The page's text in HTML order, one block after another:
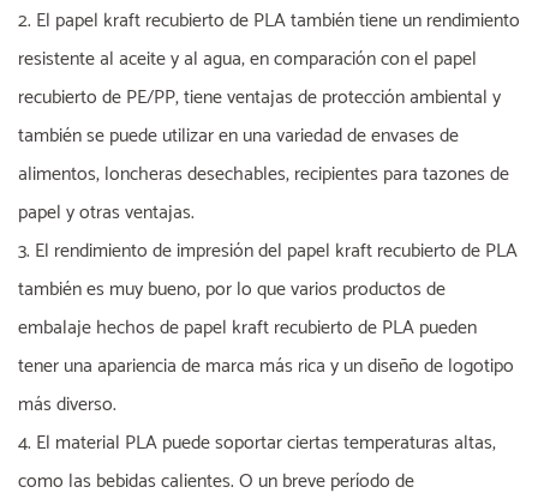
2. El papel kraft recubierto de PLA también tiene un rendimiento
resistente al aceite y al agua; en comparación con el papel
recubierto de PE/PP, tiene ventajas de protección ambiental y
también se puede utilizar en una variedad de envases de
alimentos, loncheras desechables, recipientes para tazones de
papel y otras ventajas.
3. El rendimiento de impresión del papel kraft recubierto de PLA
también es muy bueno, por lo que varios productos de
embalaje hechos de papel kraft recubierto de PLA pueden
tener una apariencia de marca más rica y un diseño de logotipo
más diverso.
4. El material PLA puede soportar ciertas temperaturas altas,
como las bebidas calientes. O un breve período de